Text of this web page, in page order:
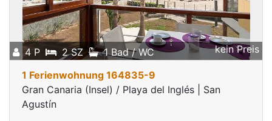
4 P 2 SZ 1 Bad / WC kein Preis
1 Ferienwohnung 164835-9
Gran Canaria (Insel) / Playa del Inglés | San
Agustín